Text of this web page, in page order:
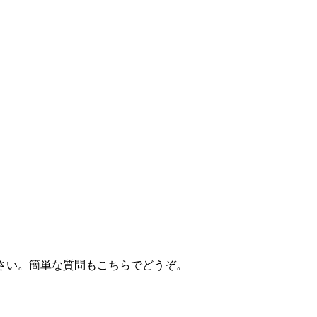
。簡単な質問もこちらでどうぞ。